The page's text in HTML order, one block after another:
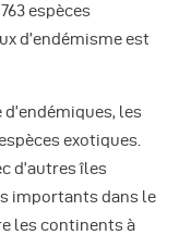
espèces
d’endémisme est
les
exotiques.
d’autres îles
importants dans le
les continents à